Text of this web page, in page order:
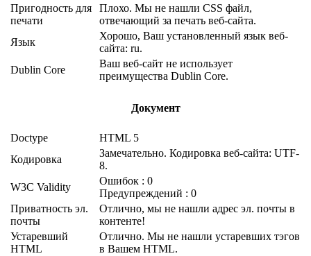
Пригодность для
печати
Плохо. Мы не нашли CSS файл,
отвечающий за печать веб-сайта.
Язык
Хорошо, Ваш установленный язык веб-
сайта: ru.
Dublin Core
Ваш веб-сайт не использует
преимущества Dublin Core.
Документ
Doctype
HTML 5
Кодировка
Замечательно. Кодировка веб-сайта: UTF-
8.
W3C Validity
Ошибок : 0
Предупреждений : 0
Приватность эл.
почты
Отлично, мы не нашли адрес эл. почты в
контенте!
Устаревший
HTML
Отлично. Мы не нашли устаревших тэгов
в Вашем HTML.